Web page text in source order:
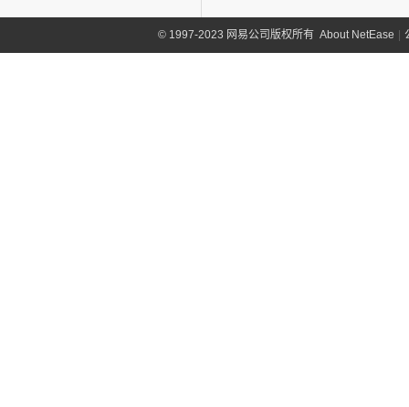
©1997-2023 网易公司版权所有 About NetEase